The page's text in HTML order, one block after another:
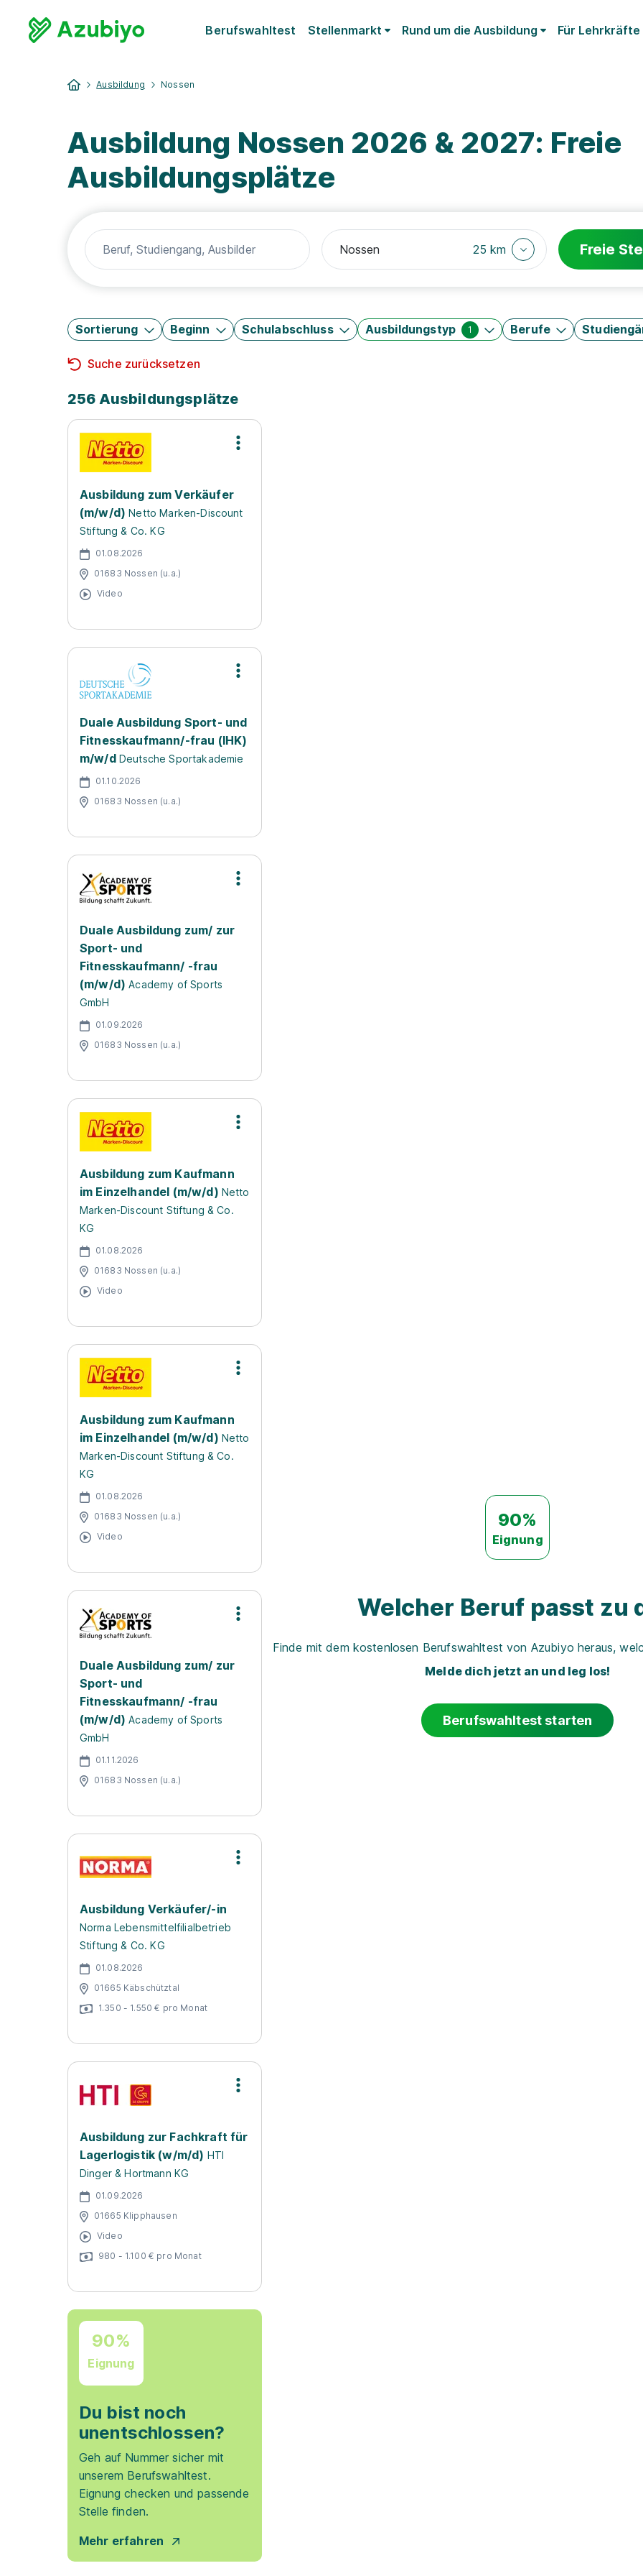
Berufswahltest Stellenmarkt Rund um die Ausbildung Für Lehrkräfte
Ausbildung Nossen
Ausbildung Nossen 2026 & 2027: Freie
Ausbildungsplätze
25 km Freie
Sortierung Beginn Schulabschluss Ausbildungstyp 1 Berufe
Suche zurücksetzen
256 Ausbildungsplätze
Ausbildung zum Verkäufer
(m/w/d) Netto Marken-Discount
Stiftung & Co. KG
01.08.2026
01683 Nossen (u.a.)
Video
Duale Ausbildung Sport- und
Fitnesskaufmann/-frau (IHK)
m/w/d Deutsche Sportakademie
01.10.2026
01683 Nossen (u.a.)
Duale Ausbildung zum/ zur
Sport- und
Fitnesskaufmann/ -frau
(m/w/d) Academy of Sports
GmbH
01.09.2026
01683 Nossen (u.a.)
Ausbildung zum Kaufmann
im Einzelhandel (m/w/d) Netto
Marken-Discount Stiftung & Co.
KG
01.08.2026
01683 Nossen (u.a.)
Video
Ausbildung zum Kaufmann
im Einzelhandel (m/w/d) Netto
Marken-Discount Stiftung & Co.
KG
01.08.2026
01683 Nossen (u.a.)
Video
Duale Ausbildung zum/ zur
Sport- und
Fitnesskaufmann/ -frau
(m/w/d) Academy of Sports
GmbH
01.11.2026
01683 Nossen (u.a.)
Ausbildung Verkäufer/-in
Norma Lebensmittelfilialbetrieb
Stiftung & Co. KG
01.08.2026
01665 Käbschütztal
1.350 - 1.550 € pro Monat
Ausbildung zur Fachkraft für
Lagerlogistik (w/m/d) HTI
Dinger & Hortmann KG
01.09.2026
01665 Klipphausen
Video
980 - 1.100 € pro Monat
90%
Eignung
Du bist noch
unentschlossen?
Geh auf Nummer sicher mit
unserem Berufswahltest.
Eignung checken und passende
Stelle finden.
Mehr erfahren
90%
Eignung
Welcher Beruf passt zu
Finde mit dem kostenlosen Berufswahltest von Azubiyo heraus,
Melde dich jetzt an und leg los!
Berufswahltest starten